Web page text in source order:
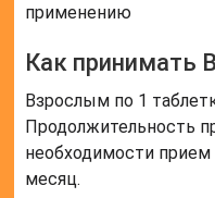
применению
Как принимать
Взрослым по 1
Продолжительность
необходимости
месяц.